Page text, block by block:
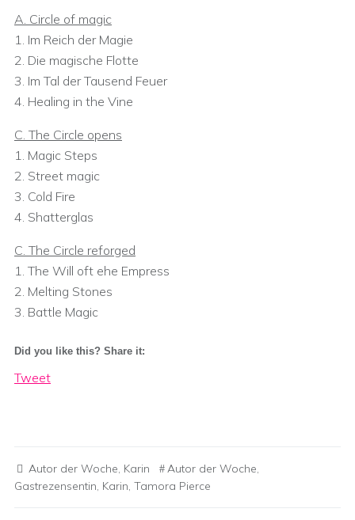
A. Circle of magic
1. Im Reich der Magie
2. Die magische Flotte
3. Im Tal der Tausend Feuer
4. Healing in the Vine
C. The Circle opens
1. Magic Steps
2. Street magic
3. Cold Fire
4. Shatterglas
C. The Circle reforged
1. The Will oft ehe Empress
2. Melting Stones
3. Battle Magic
Did you like this? Share it:
Tweet
Autor der Woche, Karin Autor der Woche,
Gastrezensentin, Karin, Tamora Pierce